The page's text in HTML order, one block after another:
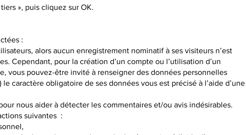
», puis cliquez sur OK.
:
alors aucun enregistrement nominatif à ses visiteurs n’est
Cependant, pour la création d’un compte ou l’utilisation d’un
vous pouvez-être invité à renseigner des données personnelles
caractère obligatoire de ses données vous est précisé à l’aide d’une
nous aider à détecter les commentaires et/ou avis indésirables.
suivantes :